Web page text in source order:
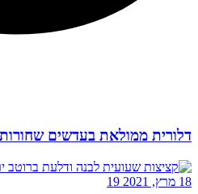
דלורית ממולאת בעדשים
18 מרץ, 2021 19